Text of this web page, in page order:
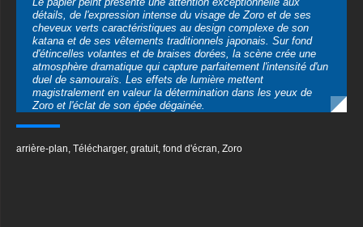
magistralement en valeur la détermination dans les yeux de
Zoro et l'éclat de son épée dégainée.
Disponible en téléchargement gratuit dans plusieurs formats
premium, ce fond d'écran est disponible en résolution Ultra HD
4K (3840x2160) pour les écrans de bureau et en formats
verticaux optimisés pour les appareils mobiles. Le format JPG
de haute qualité garantit une qualité d'image cristalline sur
toutes les plateformes, ce qui le rend parfait pour les
configurations de jeu et la personnalisation quotidienne des
Téléchargez instantanément ce fond d'écran épique sans
arrière-plan,Télécharger,gratuit, fond d'écran,Zoro